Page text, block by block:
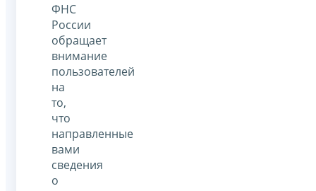
ФНС
России
обращает
внимание
пользователей
на
то,
что
направленные
вами
сведения
о